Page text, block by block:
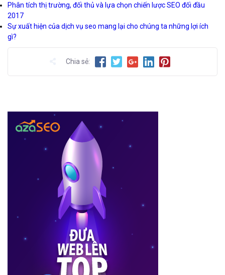
Phân tích thị trường, đối thủ và lựa chọn chiến lược SEO đối đầu
2017
Sự xuất hiện của dịch vụ seo mang lại cho chúng ta những lợi ích
gì?
Chia sẻ: